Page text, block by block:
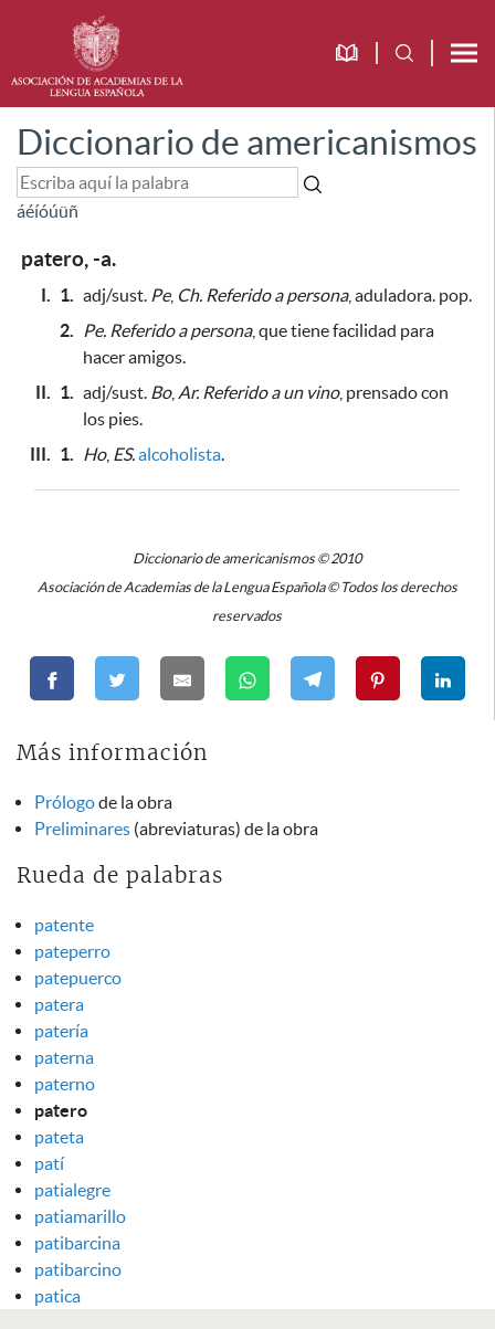
Diccionario de americanismos
áéíóúüñ
patero, -a.
I. 1. adj/sust. Pe, Ch. Referido a persona, aduladora. pop.
2.
Pe. Referido a persona, que tiene facilidad para
hacer amigos.
II. 1. adj/sust. Bo, Ar. Referido a un vino, prensado con
los pies.
III. 1. Ho, ES.alcoholista.
Diccionario de americanismos © 2010
Asociación de Academias de la Lengua Española © Todos los derechos
reservados
Más información
Prólogode la obra
Preliminares (abreviaturas) de la obra
Rueda de palabras
patente
pateperro
patepuerco
patera
patería
paterna
paterno
patero
pateta
patí
patialegre
patiamarillo
patibarcina
patibarcino
patica